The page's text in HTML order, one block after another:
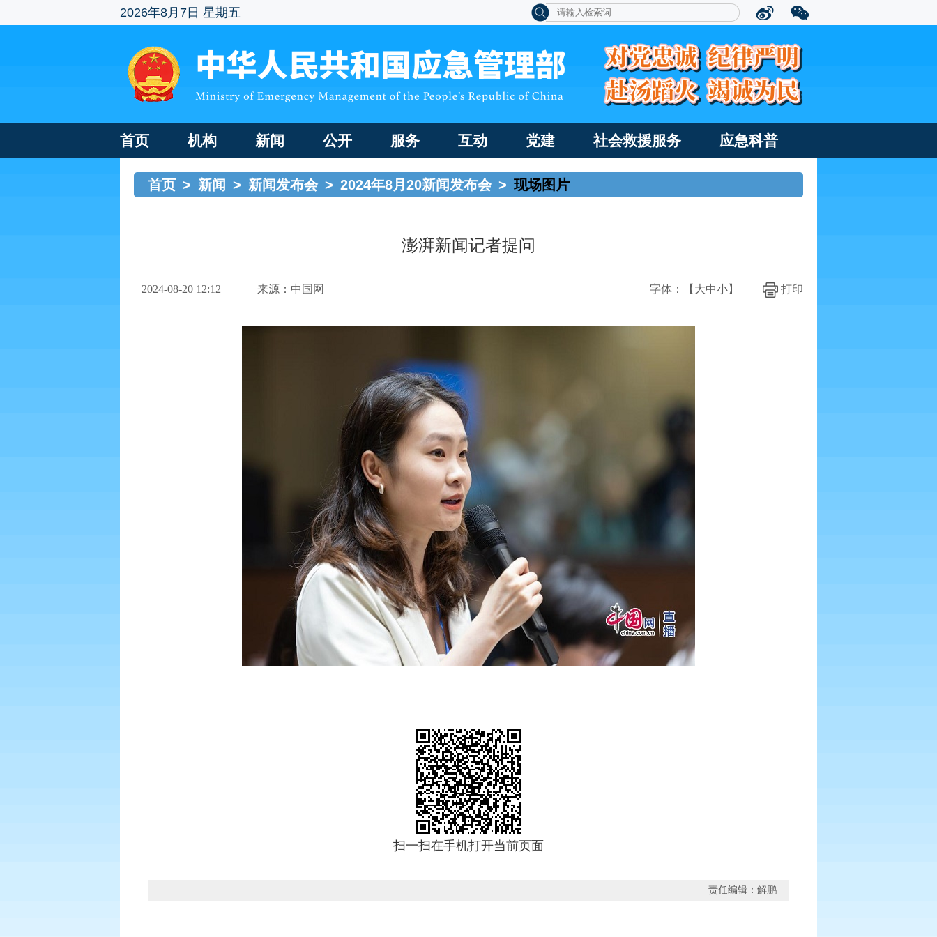
2026年8月7日 星期五
首页 机构 新闻 公开 服务 互动 党建 社会救援服务 应急科普
首页 > 新闻 > 新闻发布会 > 2024年8月20新闻发布会 > 现场图片
澎湃新闻记者提问
2024-08-20 12:12 来源：中国网 打印
字体：【 大中小】
扫一扫在手机打开当前页面
责任编辑：解鹏